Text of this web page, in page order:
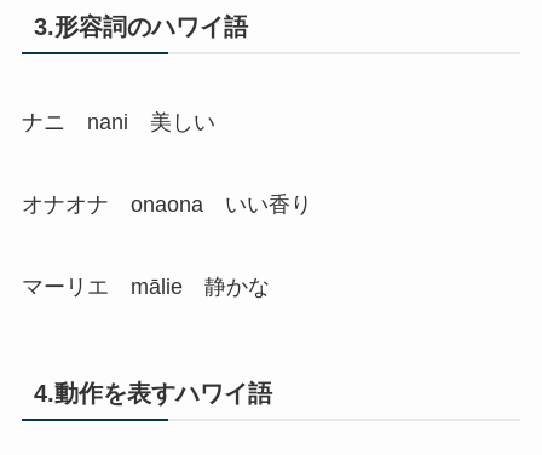
3.形容詞のハワイ語
ナニ nani 美しい
オナオナ onaona いい香り
マーリエ mālie 静かな
4.動作を表すハワイ語